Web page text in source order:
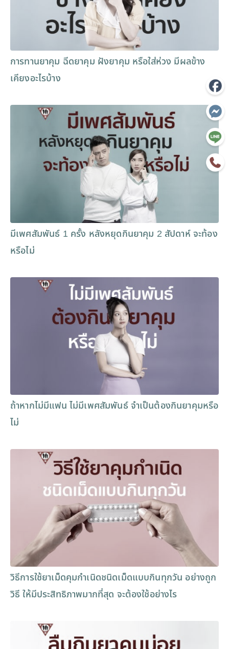
การทานยาคุม ฉีดยาคุม ฝังยาคุม หรือใส่ห่วง มีผลข้าง
เคียงอะไรบ้าง
มีเพศสัมพันธ์ 1 ครั้ง หลังหยุดกินยาคุม 2 สัปดาห์ จะท้อง
หรือไม่
ถ้าหากไม่มีแฟน ไม่มีเพศสัมพันธ์ จำเป็นต้องกินยาคุมหรือ
ไม่
วิธีการใช้ยาเม็ดคุมกำเนิดชนิดเม็ดแบบกินทุกวัน อย่างถูก
วิธี ให้มีประสิทธิภาพมากที่สุด จะต้องใช้อย่างไร